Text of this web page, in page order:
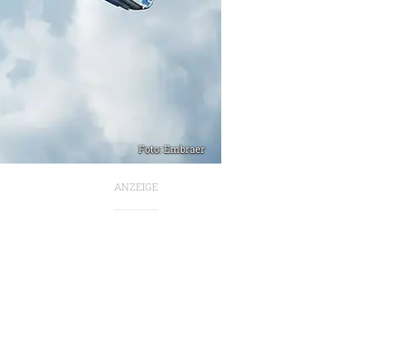
Foto: Embraer
ANZEIGE